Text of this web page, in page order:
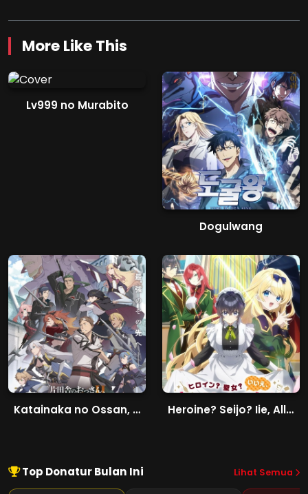
More Like This
Lv999 no Murabito
Dogulwang
Katainaka no Ossan, Kensei ni Naru II Heroine? Seijo? Iie, All Works Maid desu (Hokori)!
Top Donatur Bulan Ini Lihat Semua